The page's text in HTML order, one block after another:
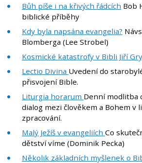
Bůh píše i na křivých řádcích Bob
biblické příběhy
Kdy byla napsána evangelia?
Blomberga (Lee Strobel)
Kosmické katastrofy v Bibli Jiří
Lectio Divina Uvedení do
přisvojení Bible.
Liturgia horarum Denní modlitba
dialog mezi člověkem a Bohem v
zpracování.
Malý Ježíš v evangeliích Co
dětství víme (Dominik Pecka)
Několik základních myšlenek o